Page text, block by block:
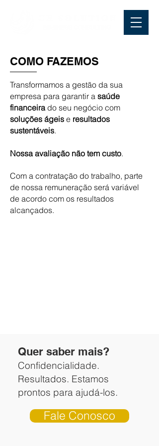
COMO FAZEMOS
Transformamos a gestão da sua
empresa para garantir a saúde
financeirado seu negócio com
soluções ágeis e resultados
sustentáveis.
Nossa avaliação não tem custo.
Com a contratação do trabalho, parte
de nossa remuneração será variável
de acordo com os resultados
alcançados.
Quer saber mais?
Confidencialidade.
Resultados. Estamos
prontos para ajudá-los.
Fale Conosco